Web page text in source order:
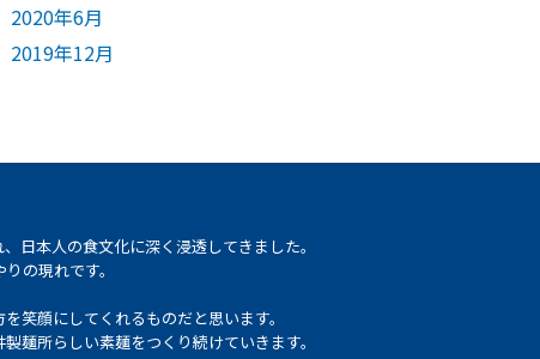
2020年6月
2019年12月
日本人の食文化に深く浸透してきました。
の現れです。
笑顔にしてくれるものだと思います。
麺所らしい素麺をつくり続けていきます。